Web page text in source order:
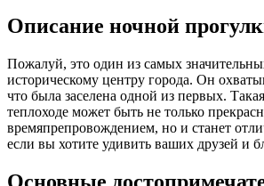
Описание ночной
Пожалуй, это один из самых
историческому центру города. Он
что была заселена одной из первых.
теплоходе может быть не только
времяпрепровождением, но и станет
если вы хотите удивить ваших друзей и
Основные